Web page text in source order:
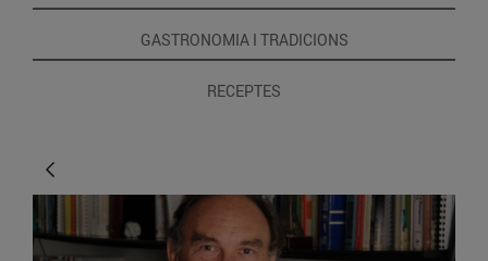
GASTRONOMIA I TRADICIONS
RECEPTES